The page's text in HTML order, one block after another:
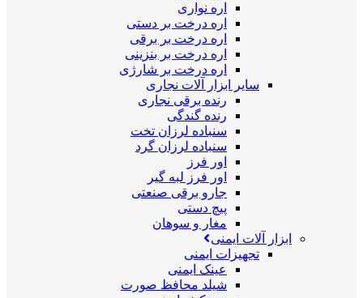
اره نواری
اره درخت بر دستی
اره درخت بر برقی
اره درخت بر بنزینی
اره درخت بر شارژی
سایر ابزار آلات نجاری
رنده برقی نجاری
رنده گندگی
سنباده لرزان تخت
سنباده لرزان گرد
اور فرز
اور فرز لبه گیر
جارو برقی صنعتی
پیچ دستی
مغار و سوهان
ابزار آلات ایمنی
تجهیزات ایمنی
عینک ایمنی
شیلد محافظ صورت